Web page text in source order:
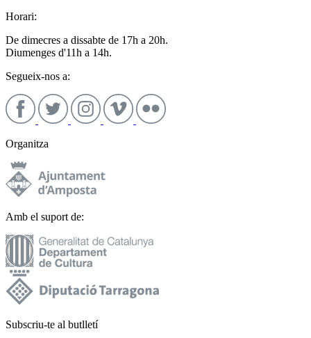
Horari:
De dimecres a dissabte de 17h a 20h.
Diumenges d'11h a 14h.
Segueix-nos a:
Organitza
Amb el suport de:
Subscriu-te al butlletí